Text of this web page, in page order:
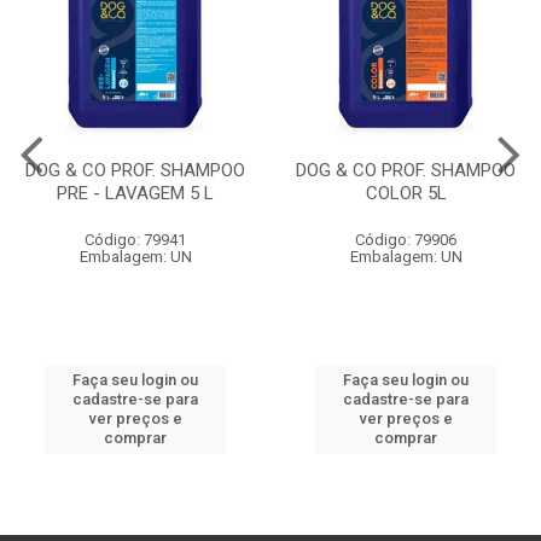
DOG & CO PROF. SHAMPOO
PRE - LAVAGEM 5 L
Código: 79941
Embalagem: UN
Faça seu login ou
cadastre-se para
ver preços e
comprar
DOG & CO PROF. SHAMPOO
COLOR 5L
Código: 79906
Embalagem: UN
Faça seu login ou
cadastre-se para
ver preços e
comprar